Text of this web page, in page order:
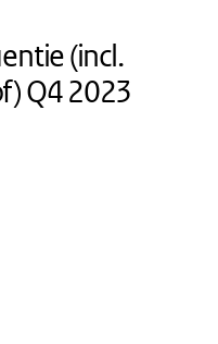
(incl.
Q4 2023